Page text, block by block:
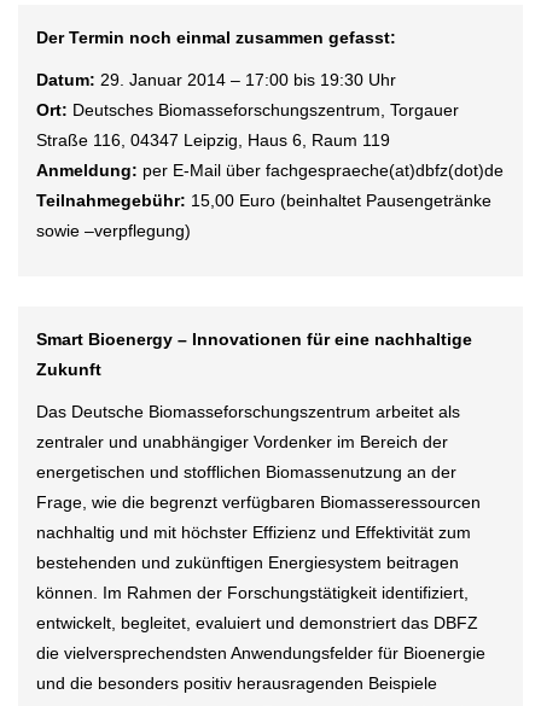
Der Termin noch einmal zusammen gefasst:
Datum: 29. Januar 2014 – 17:00 bis 19:30 Uhr
Ort: Deutsches Biomasseforschungszentrum, Torgauer
Straße 116, 04347 Leipzig, Haus 6, Raum 119
Anmeldung: per E-Mail über fachgespraeche(at)dbfz(dot)de
Teilnahmegebühr: 15,00 Euro (beinhaltet Pausengetränke
sowie –verpflegung)
Smart Bioenergy – Innovationen für eine nachhaltige
Zukunft
Das Deutsche Biomasseforschungszentrum arbeitet als
zentraler und unabhängiger Vordenker im Bereich der
energetischen und stofflichen Biomassenutzung an der
Frage, wie die begrenzt verfügbaren Biomasseressourcen
nachhaltig und mit höchster Effizienz und Effektivität zum
bestehenden und zukünftigen Energiesystem beitragen
können. Im Rahmen der Forschungstätigkeit identifiziert,
entwickelt, begleitet, evaluiert und demonstriert das DBFZ
die vielversprechendsten Anwendungsfelder für Bioenergie
und die besonders positiv herausragenden Beispiele